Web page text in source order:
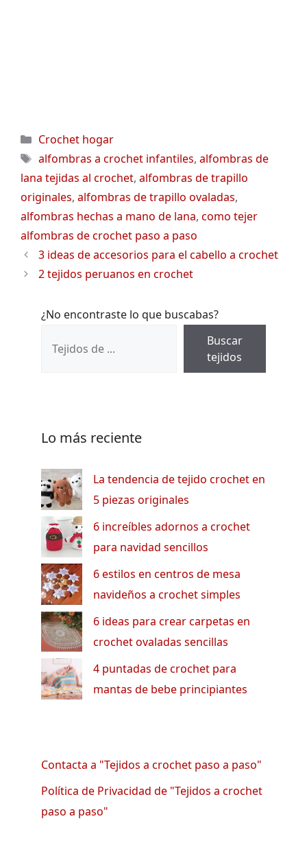
Categorías
Crochet hogar
Etiquetas
alfombras a crochet infantiles, alfombras de
lana tejidas al crochet, alfombras de trapillo
originales, alfombras de trapillo ovaladas,
alfombras hechas a mano de lana, como tejer
alfombras de crochet paso a paso
3 ideas de accesorios para el cabello a crochet
2 tejidos peruanos en crochet
¿No encontraste lo que buscabas?
Buscar
tejidos
Lo más reciente
La tendencia de tejido crochet en
5 piezas originales
6 increíbles adornos a crochet
para navidad sencillos
6 estilos en centros de mesa
navideños a crochet simples
6 ideas para crear carpetas en
crochet ovaladas sencillas
4 puntadas de crochet para
mantas de bebe principiantes
Contacta a "Tejidos a crochet paso a paso"
Política de Privacidad de "Tejidos a crochet
paso a paso"